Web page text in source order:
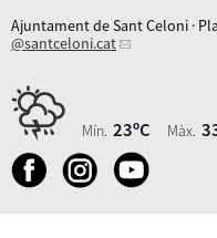
Ajuntament de Sant Celoni ·
@santceloni.cat
Mín. 23ºC Màx.